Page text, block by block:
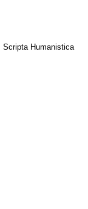
Scripta Humanistica